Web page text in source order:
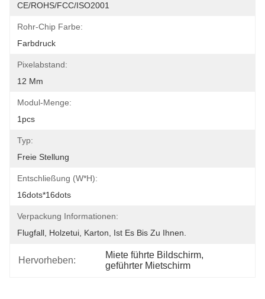
CE/ROHS/FCC/ISO2001
Rohr-Chip Farbe:
Farbdruck
Pixelabstand:
12 Mm
Modul-Menge:
1pcs
Typ:
Freie Stellung
Entschließung (W*H):
16dots*16dots
Verpackung Informationen:
Flugfall, Holzetui, Karton, Ist Es Bis Zu Ihnen.
Hervorheben:
Miete führte Bildschirm,
geführter Mietschirm